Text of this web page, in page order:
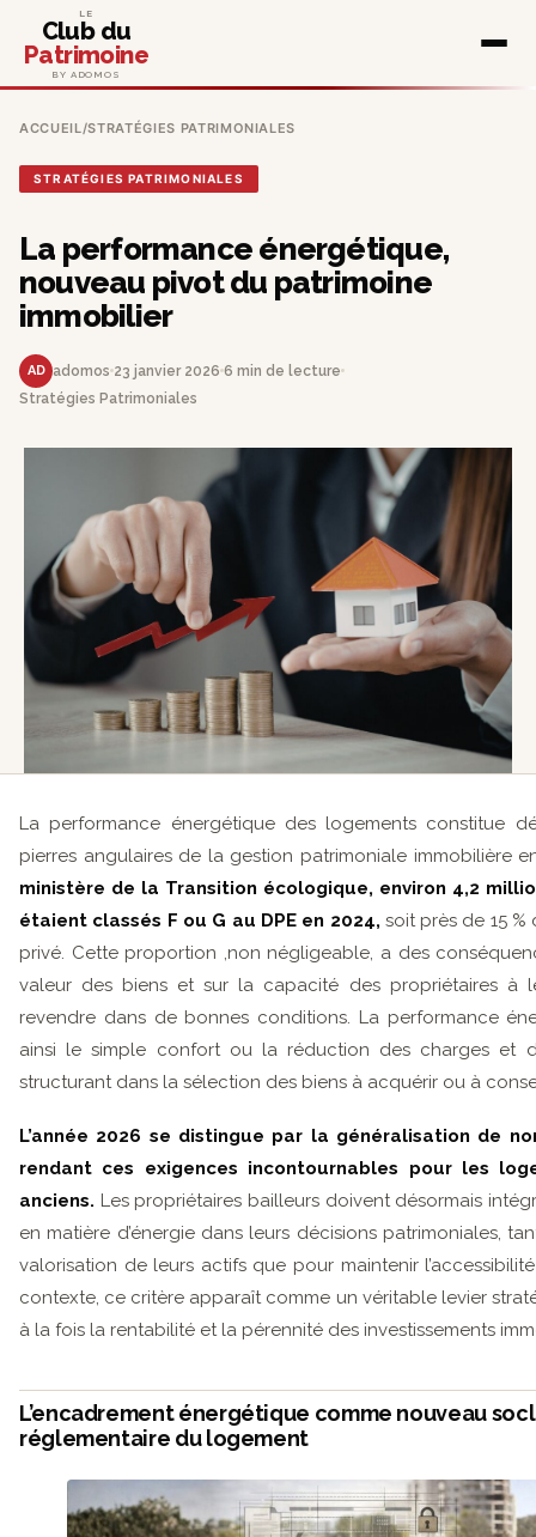
LE
Club du
Patrimoine
BY ADOMOS
ACCUEIL/STRATÉGIES PATRIMONIALES
STRATÉGIES PATRIMONIALES
La performance énergétique,
nouveau pivot du patrimoine
immobilier
AD adomos 23 janvier 2026 6 min de lecture
Stratégies Patrimoniales
La performance énergétique des logements constitue
pierres angulaires de la gestion patrimoniale immobilière
ministère de la Transition écologique, environ 4,2
étaient classés F ou G au DPE en 2024, soit près de 15
privé. Cette proportion ,non négligeable, a des
valeur des biens et sur la capacité des propriétaires à
revendre dans de bonnes conditions. La performance
ainsi le simple confort ou la réduction des charges et
structurant dans la sélection des biens à acquérir ou à
L’année 2026 se distingue par la généralisation de
rendant ces exigences incontournables pour les
anciens. Les propriétaires bailleurs doivent désormais
en matière d’énergie dans leurs décisions patrimoniales,
valorisation de leurs actifs que pour maintenir
contexte, ce critère apparaît comme un véritable levier
à la fois la rentabilité et la pérennité des investissements
L’encadrement énergétique comme nouveau
réglementaire du logement